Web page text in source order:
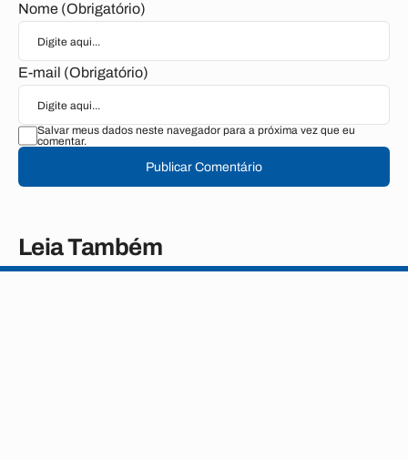
Nome (Obrigatório)
E-mail (Obrigatório)
Salvar meus dados neste navegador para a próxima vez que eu
comentar.
Publicar Comentário
Leia Também